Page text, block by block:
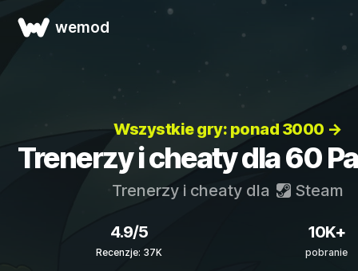
wemod
Wszystkie gry: ponad 3000 →
Trenerzy i cheaty dla 60
Trenerzy i cheaty dla Steam
4.9/5
Recenzje: 37K
10K+
pobranie